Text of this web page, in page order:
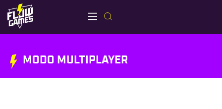
MODO MULTIPLAYER